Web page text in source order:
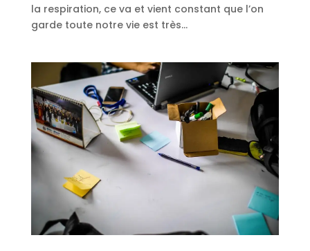
la respiration, ce va et vient constant que l’on
garde toute notre vie est très...